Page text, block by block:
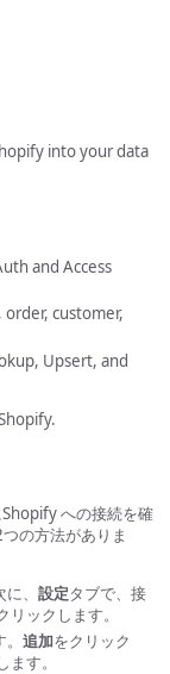
into your data
and Access
customer,
Upsert, and
への接続を確
の方法がありま
、 設定タブで、接
リックします。
追加をクリック
す。